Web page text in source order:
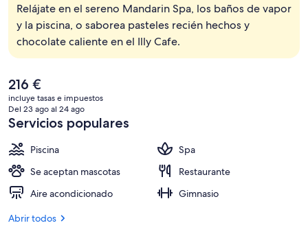
Relájate en el sereno Mandarin Spa, los baños de vapor
y la piscina, o saborea pasteles recién hechos y
chocolate caliente en el Illy Cafe.
El
precio
actual
es
de
216 €
216 €
incluye tasas e impuestos
Del 23 ago al 24 ago
Servicios populares
Piscina
Spa
Se aceptan mascotas
Restaurante
Aire acondicionado
Gimnasio
Abrir todos